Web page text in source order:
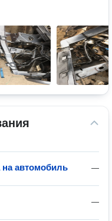
—
на автомобиль
—